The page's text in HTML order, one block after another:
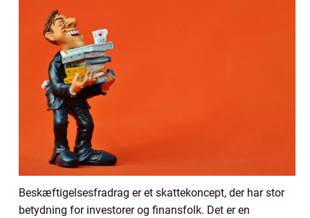
Beskæftigelsesfradrag er et skattekoncept, der har stor
betydning for investorer og finansfolk. Det er en